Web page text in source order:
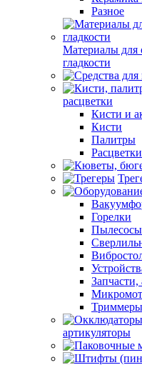
Разное
Материалы для
гладкости
расцветки
Кисти и
Кисти
Палитры
Расцветки
Горелки
Запчасти,
Триммеры
артикуляторы